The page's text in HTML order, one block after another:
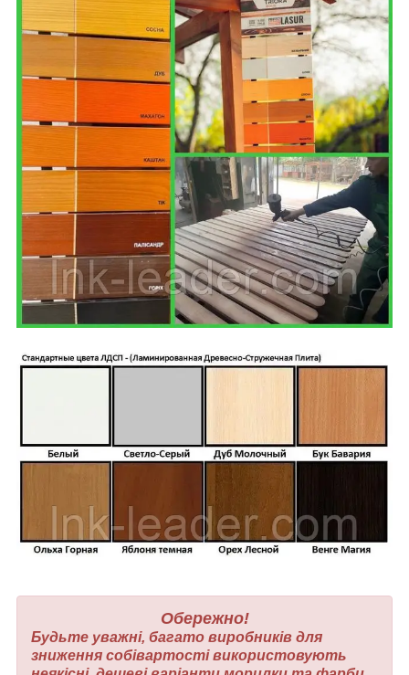
Обережно!
Будьте уважні, багато виробників для
зниження собівартості використовують